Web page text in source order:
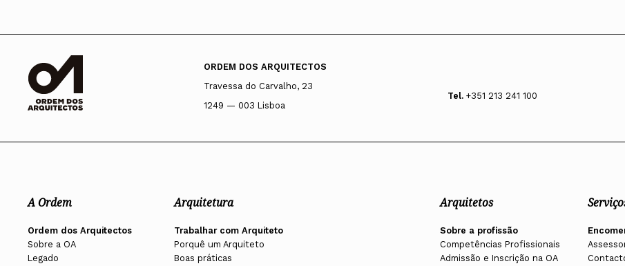
ORDEM DOS ARQUITECTOS
Travessa do Carvalho, 23
1249 — 003 Lisboa
Tel. +351 213 241 100
A Ordem
Ordem dos Arquitectos
Sobre a OA
Legado
Arquitetura
Trabalhar com Arquiteto
Porquê um Arquiteto
Boas práticas
Arquitetos
Sobre a profissão
Competências Profissionais
Admissão e Inscrição na OA